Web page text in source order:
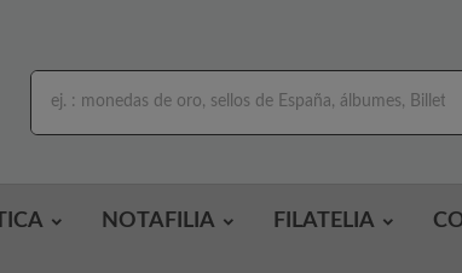
NOTAFILIA FILATELIA